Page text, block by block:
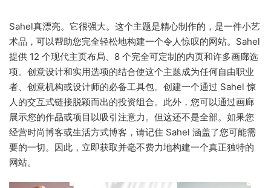
Sahel真漂亮。它很强大。这个主题是精心制作的，是一件小艺
术品，可以帮助您完全轻松地构建一个令人惊叹的网站。Sahel
提供 12 个现代主页布局、8 个完全可定制的内页和许多画廊选
项。创意设计和实用选项的结合使这个主题成为任何自由职业
者、创意机构或设计师的必备工具包。创建一个通过 Sahel 惊
人的交互式链接脱颖而出的投资组合。此外，您可以通过画廊
展示您的作品或项目以吸引注意力。但这还不是全部。如果您
经营时尚博客或生活方式博客，请记住 Sahel 涵盖了您可能需
要的一切。因此，立即获取并毫不费力地构建一个真正独特的
网站。